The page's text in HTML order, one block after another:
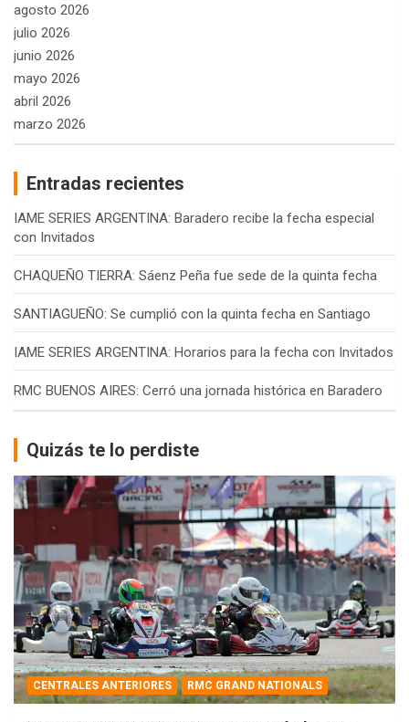
agosto 2026
julio 2026
junio 2026
mayo 2026
abril 2026
marzo 2026
Entradas recientes
IAME SERIES ARGENTINA: Baradero recibe la fecha especial
con Invitados
CHAQUEÑO TIERRA: Sáenz Peña fue sede de la quinta fecha
SANTIAGUEÑO: Se cumplió con la quinta fecha en Santiago
IAME SERIES ARGENTINA: Horarios para la fecha con Invitados
RMC BUENOS AIRES: Cerró una jornada histórica en Baradero
Quizás te lo perdiste
CENTRALES ANTERIORES RMC GRAND NATIONALS